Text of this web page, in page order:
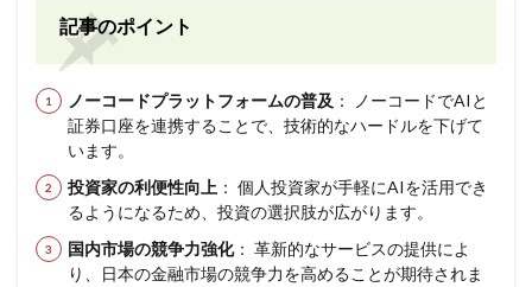
記事のポイント
ノーコードプラットフォームの普及 ： ノーコードでAIと
証券口座を連携することで、技術的なハードルを下げて
います。
投資家の利便性向上 ： 個人投資家が手軽にAIを活用でき
るようになるため、投資の選択肢が広がります。
国内市場の競争力強化： 革新的なサービスの提供によ
り、日本の金融市場の競争力を高めることが期待されま